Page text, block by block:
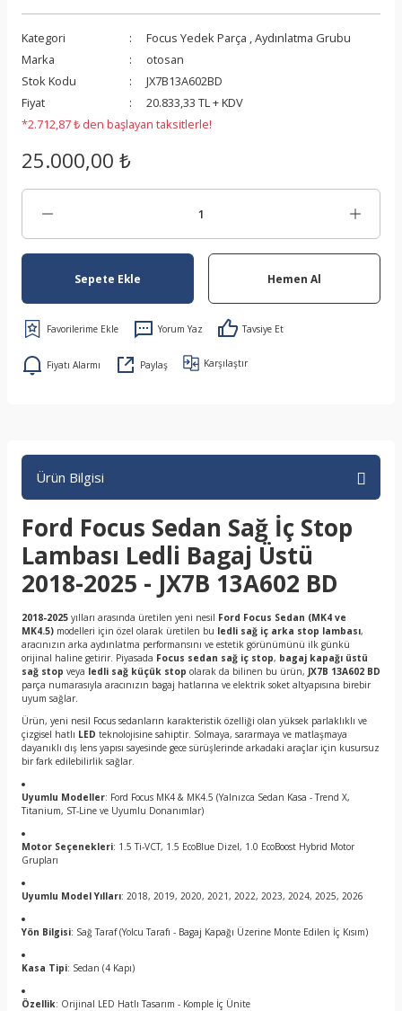
Kategori Focus Yedek Parça ,Aydınlatma Grubu
Marka
otosan
Stok Kodu
JX7B13A602BD
Fiyat
20.833,33 TL + KDV
*2.712,87 ₺ den başlayan taksitlerle!
25.000,00 ₺
Sepete Ekle Hemen Al
Yorum Yaz Tavsiye Et
Fiyatı Alarmı Paylaş Karşılaştır
Ürün Bilgisi
Ford Focus Sedan Sağ İç Stop
Lambası Ledli Bagaj Üstü
2018-2025 - JX7B 13A602 BD
2018-2025 yılları arasında üretilen yeni nesil Ford Focus Sedan (MK4 ve
MK4.5) modelleri için özel olarak üretilen bu ledli sağ iç arka stop lambası,
aracınızın arka aydınlatma performansını ve estetik görünümünü ilk günkü
orijinal haline getirir. Piyasada Focus sedan sağ iç stop, bagaj kapağı üstü
sağ stop veya ledli sağ küçük stop olarak da bilinen bu ürün, JX7B 13A602 BD
parça numarasıyla aracınızın bagaj hatlarına ve elektrik soket altyapısına birebir
uyum sağlar.
Ürün, yeni nesil Focus sedanların karakteristik özelliği olan yüksek parlaklıklı ve
çizgisel hatlı LED teknolojisine sahiptir. Solmaya, sararmaya ve matlaşmaya
dayanıklı dış lens yapısı sayesinde gece sürüşlerinde arkadaki araçlar için kusursuz
bir fark edilebilirlik sağlar.
Uyumlu Modeller: Ford Focus MK4 & MK4.5 (Yalnızca Sedan Kasa - Trend X,
Titanium, ST-Line ve Uyumlu Donanımlar)
Motor Seçenekleri: 1.5 Ti-VCT, 1.5 EcoBlue Dizel, 1.0 EcoBoost Hybrid Motor
Grupları
Uyumlu Model Yılları: 2018, 2019, 2020, 2021, 2022, 2023, 2024, 2025, 2026
Yön Bilgisi: Sağ Taraf (Yolcu Tarafı - Bagaj Kapağı Üzerine Monte Edilen İç Kısım)
Kasa Tipi: Sedan (4 Kapı)
Özellik: Orijinal LED Hatlı Tasarım - Komple İç Ünite